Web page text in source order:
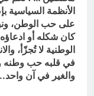
الأنظمة السياسية
على حب الوطن، ونبذ
كان شكله أو
الوطنية لا تُجزّأ،
في قلبه حب وطنه
والغير في آن واحد.